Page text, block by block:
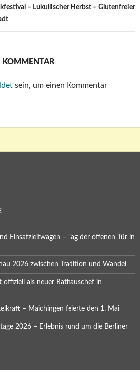
– Lukullischer Herbst – Glutenfreier
KOMMENTAR
sein, um einen Kommentar
Einsatzleitwagen – Tag der offenen Tür in
2026 zwischen Tradition und Wandel
offiziell als neuer Rathauschef in
– Maichingen feierte den 1. Mai
2026 – Erlebnis rund um die Berliner